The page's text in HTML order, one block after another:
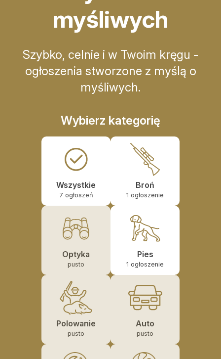
Konkursy
Galeria
Kynologia łowiecka
Broń, amunicja, optyka i akcesoria
W myśliwskiej kuchni
Archiwum
Okresy polowań
Słońce i księżyc
Gdzie kupić BŁ
Reklama
myśliwych
Szybko, celnie i w Twoim kręgu -
ogłoszenia stworzone z myślą o
myśliwych.
Wybierz kategorię
Wszystkie
7 ogłoszeń
Broń
1 ogłoszenie
Optyka
pusto
Pies
1 ogłoszenie
Polowanie
pusto
Auto
pusto